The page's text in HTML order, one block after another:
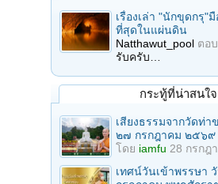
เรื่องเล่า "นักขุดกรุ"
ที่สุดในแผ่นดิน
Natthawut_pool ตอบ
รับครับ…
กระทู้ที่น่าสนใจ
เสียงธรรมจากวัดท่
๒๗ กรกฎาคม ๒๕๖๙
โดย iamfu 28 กรกฎ
เทศน์วันเข้าพรรษา